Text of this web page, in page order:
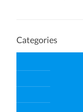
Categories